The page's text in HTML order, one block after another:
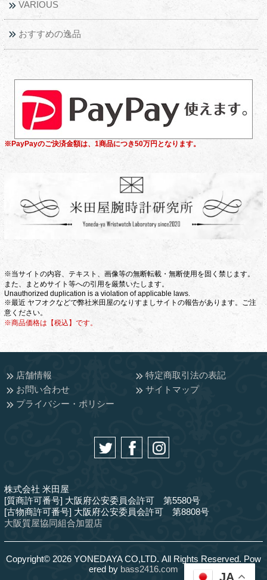
VARIOUS
おすすめの逸品
※PayPayのご決済金額は、1商品につき50万円となります。
※当サイトの内容、テキスト、画像等の無断転載・無断使用を固く禁じます。
また、まとめサイト等への引用を厳禁いたします。
Unauthorized duplication is a violation of applicable laws.
※最近 ヤフオクなどで弊社米田屋のなりすましサイトの報告があります。ご注
意ください。
※商品価格は【税込】です。
店舗情報
特定商取引法の表記
お問い合わせ
サイトマップ
プライバシー・ポリシー
株式会社 米田屋
[質商許可番号] 大阪府公安委員会許可 第5580号
[古物商許可番号] 大阪府公安委員会許可 第8808号
大阪質屋協同組合加盟店
Copyright© 2026 YONEDAYA CO,LTD. All Rights Reserved. Pow
ered by bass2416.com
JA